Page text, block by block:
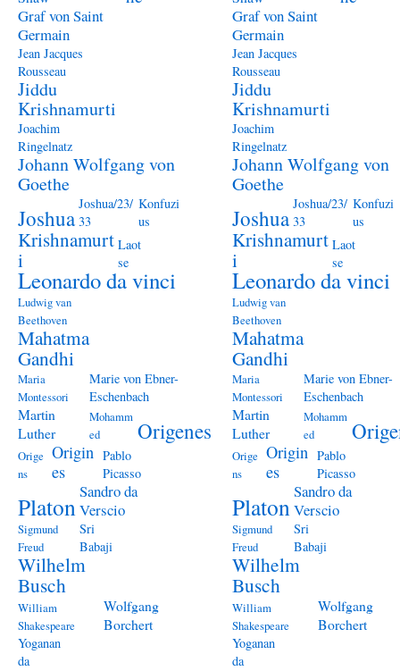
Graf von Saint
Germain
Jean Jacques
Rousseau
Jiddu
Krishnamurti
Joachim
Ringelnatz
Johann Wolfgang von
Goethe
Joshua
Joshua/23/
33
Konfuzi
us
Krishnamurt
i
Laot
se
Leonardo da vinci
Ludwig van
Beethoven
Mahatma
Gandhi
Maria
Montessori
Marie von Ebner-
Eschenbach
Martin
Luther
Mohamm
ed
Origenes
Orige
ns
Origin
es
Pablo
Picasso
Platon
Sandro da
Verscio
Sigmund
Freud
Sri
Babaji
Wilhelm
Busch
William
Shakespeare
Wolfgang
Borchert
Yoganan
da
Graf von Saint
Germain
Jean Jacques
Rousseau
Jiddu
Krishnamurti
Joachim
Ringelnatz
Johann Wolfgang von
Goethe
Joshua
Joshua/23/
33
Konfuzi
us
Krishnamurt
i
Laot
se
Leonardo da vinci
Ludwig van
Beethoven
Mahatma
Gandhi
Maria
Montessori
Marie von Ebner-
Eschenbach
Martin
Luther
Mohamm
ed
Orige
ns
Origin
es
Pablo
Picasso
Platon
Sandro da
Verscio
Sigmund
Freud
Sri
Babaji
Wilhelm
Busch
William
Shakespeare
Wolfgang
Borchert
Yoganan
da